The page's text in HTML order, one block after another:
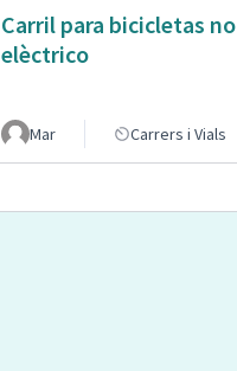
Carril para bicicletas no
elèctrico
Mar Carrers i Vials